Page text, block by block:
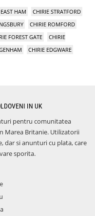
HAM
CHIRIE STRATFORD
CHIRIE ROMFORD
FOREST GATE
CHIRIE
CHIRIE EDGWARE
IN UK
pentru comunitatea
Marea Britanie. Utilizatorii
dar si anunturi cu plata, care
sporita.